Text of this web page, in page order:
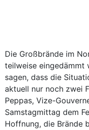
Die Großbrände im
teilweise eingedämmt
sagen, dass die
aktuell nur noch zwei
Peppas, Vize-
Samstagmittag dem
Hoffnung, die Brände